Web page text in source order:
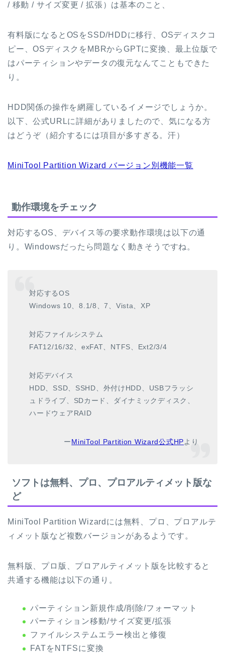
/ 移動 / サイズ変更 / 拡張）は基本のこと、
有料版になるとOSをSSD/HDDに移行、OSディスクコ
ピー、OSディスクをMBRからGPTに変換、最上位版で
はパーティションやデータの復元なんてこともできた
り。
HDD関係の操作を網羅しているイメージでしょうか。
以下、公式URLに詳細がありましたので、気になる方
はどうぞ（紹介するには項目が多すぎる。汗）
MiniTool Partition Wizard バージョン別機能一覧
動作環境をチェック
対応するOS、デバイス等の要求動作環境は以下の通
り。Windowsだったら問題なく動きそうですね。
対応するOS
Windows 10、8.1/8、7、Vista、XP
対応ファイルシステム
FAT12/16/32、exFAT、NTFS、Ext2/3/4
対応デバイス
HDD、SSD、SSHD、外付けHDD、USBフラッシ
ュドライブ、SDカード、ダイナミックディスク、
ハードウェアRAID
ーMiniTool Partition Wizard公式HPより
ソフトは無料、プロ、プロアルティメット版な
ど
MiniTool Partition Wizardには無料、プロ、プロアルテ
ィメット版など複数バージョンがあるようです。
無料版、プロ版、プロアルティメット版を比較すると
共通する機能は以下の通り。
パーティション新規作成/削除/フォーマット
パーティション移動/サイズ変更/拡張
ファイルシステムエラー検出と修復
FATをNTFSに変換